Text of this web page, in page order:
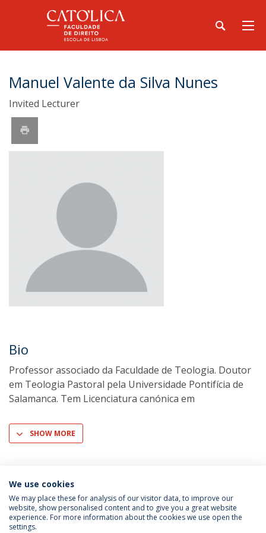
Manuel Valente da Silva Nunes
Invited Lecturer
Bio
Professor associado da Faculdade de Teologia. Doutor
em Teologia Pastoral pela Universidade Pontifícia de
Salamanca. Tem Licenciatura canónica em
SHOW MORE
We use cookies
We may place these for analysis of our visitor data, to improve our
website, show personalised content and to give you a great website
experience. For more information about the cookies we use open the
settings.